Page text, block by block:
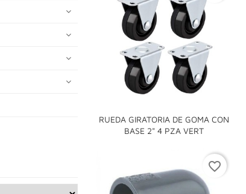
RUEDA GIRATORIA DE GOMA CON
BASE 2" 4 PZA VERT

favorite_border